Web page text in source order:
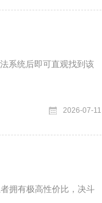
系统后即可直观找到该
2026-07-11
拥有极高性价比，决斗